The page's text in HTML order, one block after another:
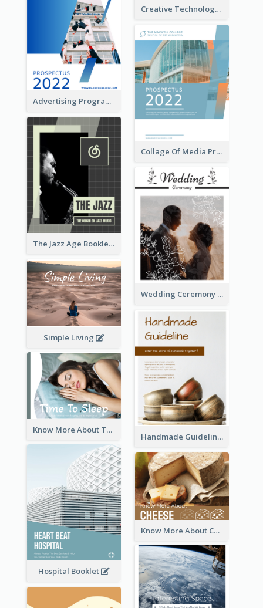
Creative Technology College Prospectus
Advertising Program College Prospectus
Collage Of Media Prospectus
The Jazz Age Booklet
Wedding Ceremony Booklet
Simple Living
Handmade Guideline Booklet
Know More About The Importance Of Sleeping
Hospital Booklet
Know More About Cheese